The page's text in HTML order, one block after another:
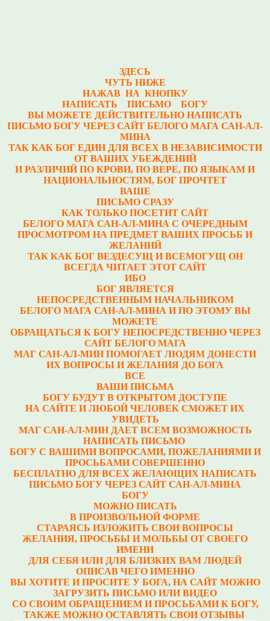
ЗДЕСЬ
ЧУТЬ НИЖЕ
НАЖАВ НА КНОПКУ
НАПИСАТЬ ПИСЬМО БОГУ
ВЫ МОЖЕТЕ ДЕЙСТВИТЕЛЬНО НАПИСАТЬ
ПИСЬМО БОГУ ЧЕРЕЗ САЙТ БЕЛОГО МАГА САН-АЛ-
МИНА
ТАК КАК БОГ ЕДИН ДЛЯ ВСЕХ В НЕЗАВИСИМОСТИ
ОТ ВАШИХ УБЕЖДЕНИЙ
И РАЗЛИЧИЙ ПО КРОВИ, ПО ВЕРЕ, ПО ЯЗЫКАМ И
НАЦИОНАЛЬНОСТЯМ, БОГ ПРОЧТЕТ
ВАШЕ
ПИСЬМО СРАЗУ
КАК ТОЛЬКО ПОСЕТИТ САЙТ
БЕЛОГО МАГА САН-АЛ-МИНА С ОЧЕРЕДНЫМ
ПРОСМОТРОМ НА ПРЕДМЕТ ВАШИХ ПРОСЬБ И
ЖЕЛАНИЙ
ТАК КАК БОГ ВЕЗДЕСУЩ И ВСЕМОГУЩ ОН
ВСЕГДА ЧИТАЕТ ЭТОТ САЙТ
ИБО
БОГ ЯВЛЯЕТСЯ
НЕПОСРЕДСТВЕННЫМ НАЧАЛЬНИКОМ
БЕЛОГО МАГА САН-АЛ-МИНА И ПО ЭТОМУ ВЫ
МОЖЕТЕ
ОБРАЩАТЬСЯ К БОГУ НЕПОСРЕДСТВЕННО ЧЕРЕЗ
САЙТ БЕЛОГО МАГА
МАГ САН-АЛ-МИН ПОМОГАЕТ ЛЮДЯМ ДОНЕСТИ
ИХ ВОПРОСЫ И ЖЕЛАНИЯ ДО БОГА
ВСЕ
ВАШИ ПИСЬМА
БОГУ БУДУТ В ОТКРЫТОМ ДОСТУПЕ
НА САЙТЕ И ЛЮБОЙ ЧЕЛОВЕК СМОЖЕТ ИХ
УВИДЕТЬ
МАГ САН-АЛ-МИН ДАЕТ ВСЕМ ВОЗМОЖНОСТЬ
НАПИСАТЬ ПИСЬМО
БОГУ С ВАШИМИ ВОПРОСАМИ, ПОЖЕЛАНИЯМИ И
ПРОСЬБАМИ СОВЕРШЕННО
БЕСПЛАТНО ДЛЯ ВСЕХ ЖЕЛАЮЩИХ НАПИСАТЬ
ПИСЬМО БОГУ ЧЕРЕЗ САЙТ САН-АЛ-МИНА
БОГУ
МОЖНО ПИСАТЬ
В ПРОИЗВОЛЬНОЙ ФОРМЕ
СТАРАЯСЬ ИЗЛОЖИТЬ СВОИ ВОПРОСЫ
ЖЕЛАНИЯ, ПРОСЬБЫ И МОЛЬБЫ ОТ СВОЕГО
ИМЕНИ
ДЛЯ СЕБЯ ИЛИ ДЛЯ БЛИЗКИХ ВАМ ЛЮДЕЙ
ОПИСАВ ЧЕГО ИМЕННО
ВЫ ХОТИТЕ И ПРОСИТЕ У БОГА, НА САЙТ МОЖНО
ЗАГРУЗИТЬ ПИСЬМО ИЛИ ВИДЕО
СО СВОИМ ОБРАЩЕНИЕМ И ПРОСЬБАМИ К БОГУ,
ТАКЖЕ МОЖНО ОСТАВЛЯТЬ СВОИ ОТЗЫВЫ